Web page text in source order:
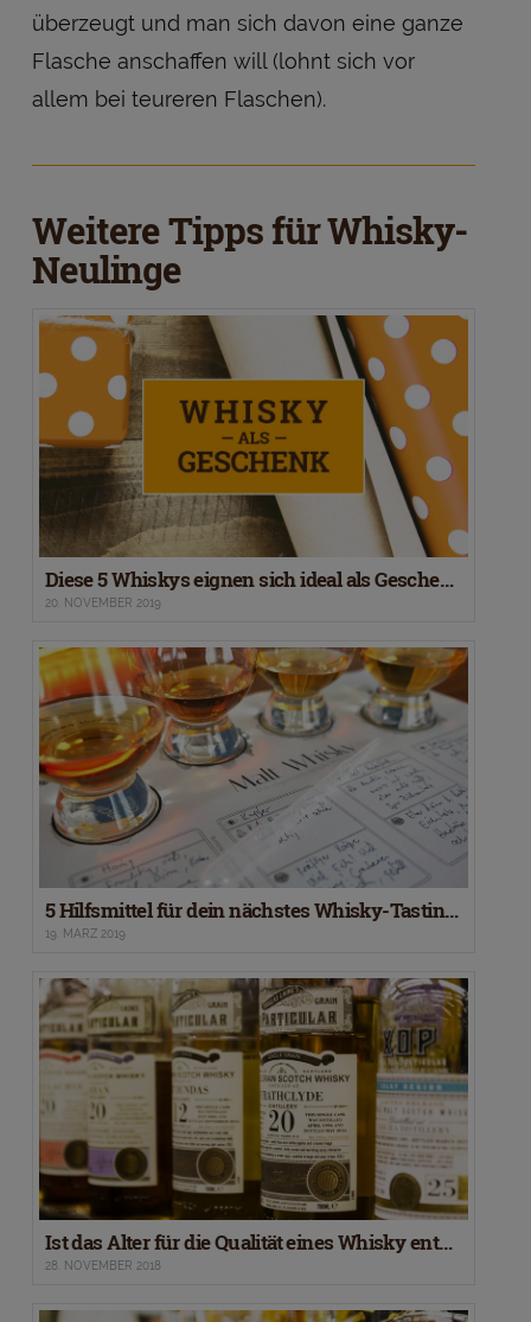
überzeugt und man sich davon eine ganze
Flasche anschaffen will (lohnt sich vor
allem bei teureren Flaschen).
Weitere Tipps für Whisky-
Neulinge
Diese 5 Whiskys eignen sich ideal als Geschenk
20. NOVEMBER 2019
5 Hilfsmittel für dein nächstes Whisky-Tasting – Gastbeitrag
19. MÄRZ 2019
Ist das Alter für die Qualität eines Whisky entscheidend?
28. NOVEMBER 2018